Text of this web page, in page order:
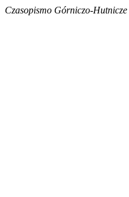
Czasopismo Górniczo-